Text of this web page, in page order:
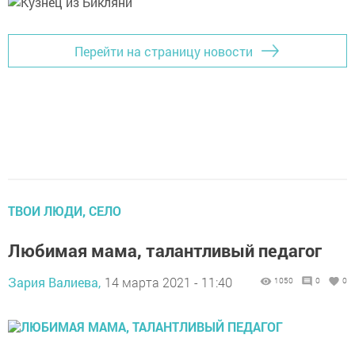
Перейти на страницу новости
ТВОИ ЛЮДИ, СЕЛО
Любимая мама, талантливый педагог
Зария Валиева, 14 марта 2021 - 11:40 1050 0 0